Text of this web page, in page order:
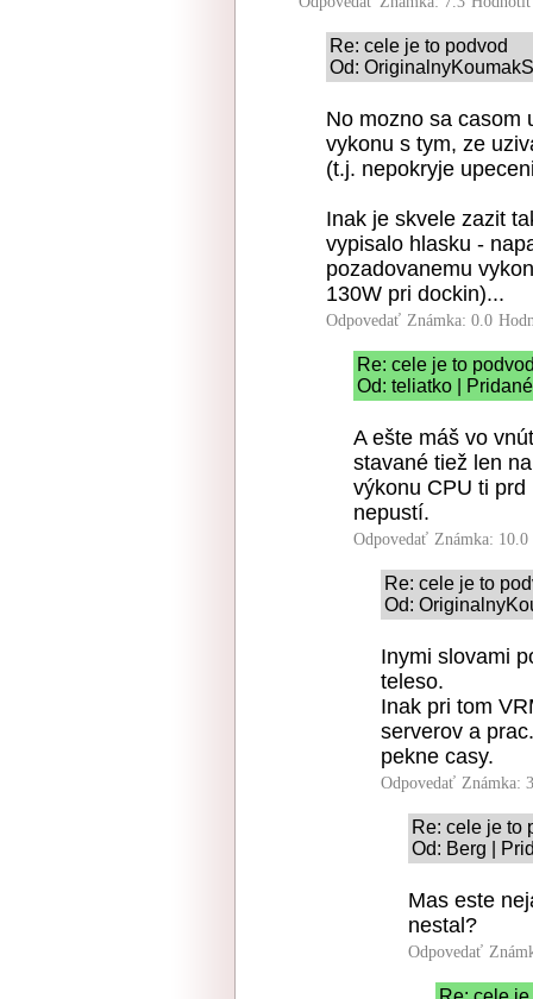
Re: cele je to podvod
Od:
No mozno sa casom
vykonu s tym, ze
(t.j. nepokryje
Inak je skvele zazit
vypisalo hlasku -
pozadovanemu
130W pri dockin)...
Odpovedať Známka: 0.0
Re: cele je to
Od: teliatko |
A ešte máš vo
stavané tiež len
výkonu CPU ti
nepustí.
Odpovedať Známka: 10.0
Re: cele je to
Od:
Inymi slovami
teleso.
Inak pri tom
serverov a
pekne casy.
Odpovedať Známka:
Re: cele je to
Od: Berg |
Mas este
nestal?
Odpovedať